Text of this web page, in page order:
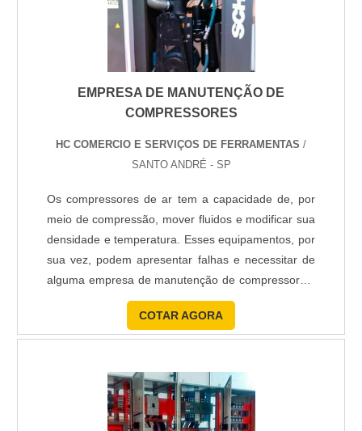
EMPRESA DE MANUTENÇÃO DE
COMPRESSORES
HC COMERCIO E SERVIÇOS DE FERRAMENTAS /
SANTO ANDRÉ - SP
Os compressores de ar tem a capacidade de, por
meio de compressão, mover fluidos e modificar sua
densidade e temperatura. Esses equipamentos, por
sua vez, podem apresentar falhas e necessitar de
alguma empresa de manutenção de compressores.
Benefícios de contar com empresa de manutenção
de compressores Esse tipo de empresa deve
oferecer serviços de qualidade, a fim de garantir o
podem ficar parados p....
COTAR AGORA